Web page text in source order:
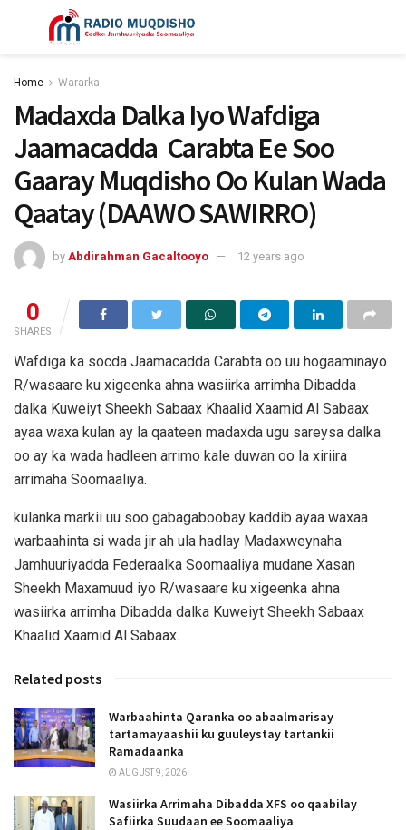
Home Wararka
Madaxda Dalka Iyo Wafdiga
Jaamacadda Carabta Ee Soo
Gaaray Muqdisho Oo Kulan Wada
Qaatay (DAAWO SAWIRRO)
by Abdirahman Gacaltooyo 12 years ago
0
SHARES
Wafdiga ka socda Jaamacadda Carabta oo uu hogaaminayo
R/wasaare ku xigeenka ahna wasiirka arrimha Dibadda
dalka Kuweiyt Sheekh Sabaax Khaalid Xaamid Al Sabaax
ayaa waxa kulan ay la qaateen madaxda ugu sareysa dalka
oo ay ka wada hadleen arrimo kale duwan oo la xiriira
arrimaha Soomaaliya.
kulanka markii uu soo gabagaboobay kaddib ayaa waxaa
warbaahinta si wada jir ah ula hadlay Madaxweynaha
Jamhuuriyadda Federaalka Soomaaliya mudane Xasan
Sheekh Maxamuud iyo R/wasaare ku xigeenka ahna
wasiirka arrimha Dibadda dalka Kuweiyt Sheekh Sabaax
Khaalid Xaamid Al Sabaax.
Related posts
Warbaahinta Qaranka oo abaalmarisay
tartamayaashii ku guuleystay tartankii
Ramadaanka
AUGUST 9, 2026
Wasiirka Arrimaha Dibadda XFS oo qaabilay
Safiirka Suudaan ee Soomaaliya